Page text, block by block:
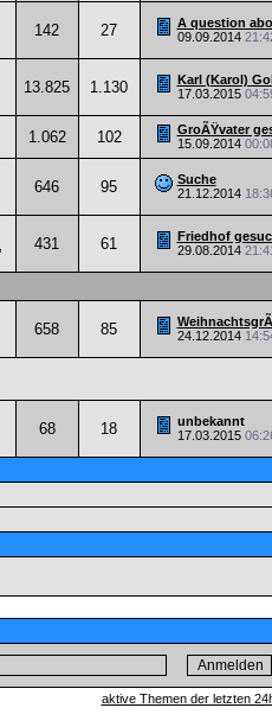
142 27
A question
09.09.2014
13.825 1.130
Karl (Karol)
17.03.2015
1.062 102
GroÃŸvater
15.09.2014
646 95
Suche
21.12.2014
431 61
Friedhof
29.08.2014
658 85
24.12.2014
68 18
unbekannt
17.03.2015
aktive Themen der letzten